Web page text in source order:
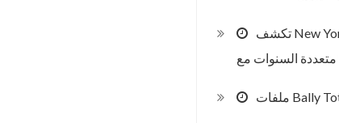
تكشف New York Jets عن شراكة